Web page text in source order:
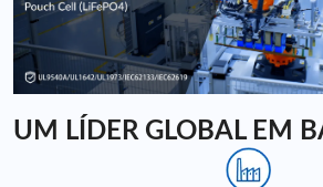
UM LÍDER GLOBAL EM